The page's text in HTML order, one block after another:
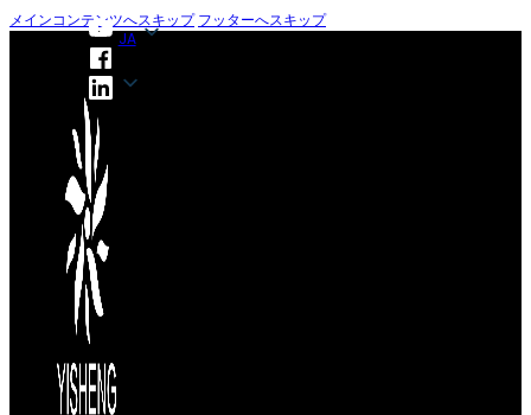
メインコンテンツへスキップ フッターへスキップ
JA